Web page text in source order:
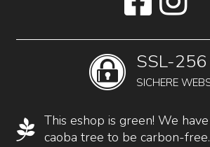
SSL-256
SICHERE
This eshop is green! We
caoba tree to be carbon-free.